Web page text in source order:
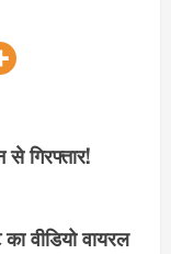
गिरफ्तार!
वीडियो वायरल